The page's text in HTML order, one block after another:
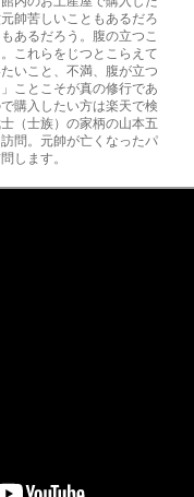
帥苦しいこともあるだろ
あるだろう。腹の立つこ
これらをじつとこらえて
いこと、不満、腹が立つ
ことこそが真の修行であ
購入したい方は楽天で検
（士族）の家柄の山本五
問。元帥が亡くなったパ
します。